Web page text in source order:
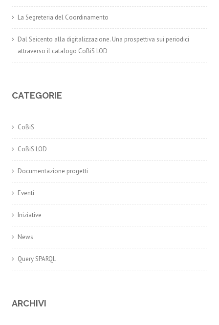
La Segreteria del Coordinamento
Dal Seicento alla digitalizzazione. Una prospettiva sui periodici
attraverso il catalogo CoBiS LOD
CATEGORIE
CoBiS
CoBiS LOD
Documentazione progetti
Eventi
Iniziative
News
Query SPARQL
ARCHIVI